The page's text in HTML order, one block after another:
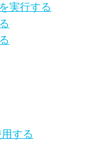
実行する
する